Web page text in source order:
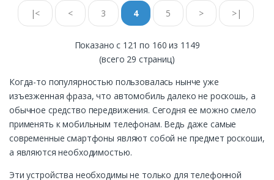
|< < 3 4 5 > >|
Показано с 121 по 160 из 1149
(всего 29 страниц)
Когда-то популярностью пользовалась нынче уже
изъезженная фраза, что автомобиль далеко не роскошь, а
обычное средство передвижения. Сегодня ее можно смело
применять к мобильным телефонам. Ведь даже самые
современные смартфоны являют собой не предмет роскоши,
а являются необходимостью.
Эти устройства необходимы не только для телефонной